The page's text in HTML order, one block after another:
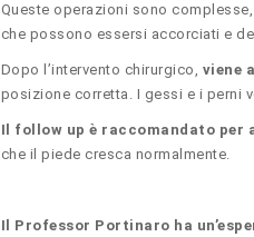
Queste operazioni sono
che possono essersi accorciati e
Dopo l’intervento chirurgico, viene
posizione corretta. I gessi e i perni
Il follow up è raccomandato per
che il piede cresca normalmente.
Il Professor Portinaro ha